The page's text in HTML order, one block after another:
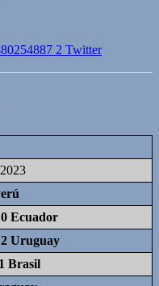
2 Twitter
Ecuador
Uruguay
Brasil